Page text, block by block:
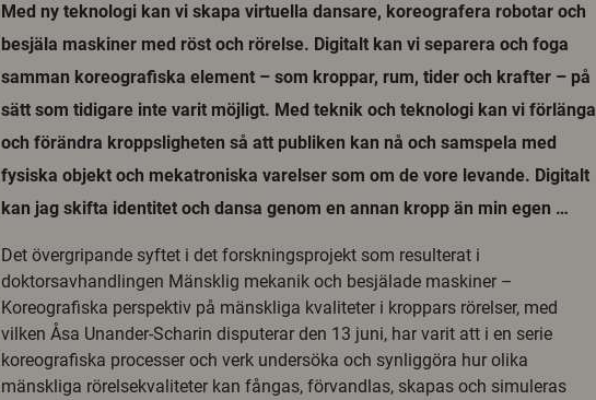
Med ny teknologi kan vi skapa virtuella dansare, koreografera robotar och
besjäla maskiner med röst och rörelse. Digitalt kan vi separera och foga
samman koreografiska element – som kroppar, rum, tider och krafter – på
sätt som tidigare inte varit möjligt. Med teknik och teknologi kan vi förlänga
och förändra kroppsligheten så att publiken kan nå och samspela med
fysiska objekt och mekatroniska varelser som om de vore levande. Digitalt
kan jag skifta identitet och dansa genom en annan kropp än min egen …
Det övergripande syftet i det forskningsprojekt som resulterat i
doktorsavhandlingen Mänsklig mekanik och besjälade maskiner –
Koreografiska perspektiv på mänskliga kvaliteter i kroppars rörelser, med
vilken Åsa Unander-Scharin disputerar den 13 juni, har varit att i en serie
koreografiska processer och verk undersöka och synliggöra hur olika
mänskliga rörelsekvaliteter kan fångas, förvandlas, skapas och simuleras